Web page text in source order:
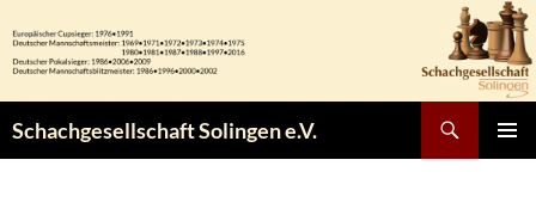
Inhalt
springen
Schachgesellschaft Solingen e.V.